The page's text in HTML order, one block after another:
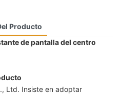
Producto
de pantalla del centro
Ltd. Insiste en adoptar